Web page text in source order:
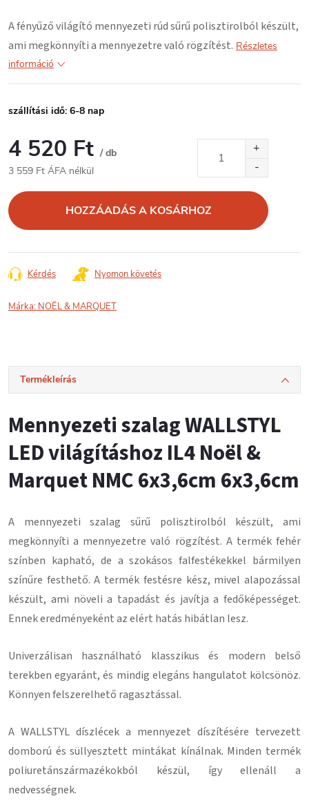
A fényűző világító mennyezeti rúdsűrű polisztirolból készült,
ami megkönnyíti a mennyezetre való rögzítést. Részletes
információ
szállítási idő: 6-8 nap
4 520 Ft / db
3 559 Ft ÁFA nélkül
HOZZÁADÁS A KOSÁRHOZ
Kérdés Nyomon követés
Márka: NOËL & MARQUET
Termékleírás
Mennyezeti szalag WALLSTYL
LED világításhoz IL4 Noël &
Marquet NMC 6x3,6cm 6x3,6cm
A mennyezeti szalag sűrű polisztirolból készült, ami
megkönnyíti a mennyezetre való rögzítést. A termék fehér
színben kapható, de a szokásos falfestékekkel bármilyen
színűre festhető. A termék festésre kész, mivel alapozással
készült, ami növeli a tapadást és javítja a fedőképességet.
Ennek eredményekéntaz elért hatás hibátlan lesz.
Univerzálisan használható klasszikus és modern belső
terekben egyaránt, és mindig elegáns hangulatot kölcsönöz.
Könnyen felszerelhető ragasztással.
A WALLSTYL díszlécek a mennyezet díszítésére tervezett
domború és süllyesztett mintákat kínálnak. Minden termék
poliuretánszármazékokból készül, így ellenáll a
nedvességnek.